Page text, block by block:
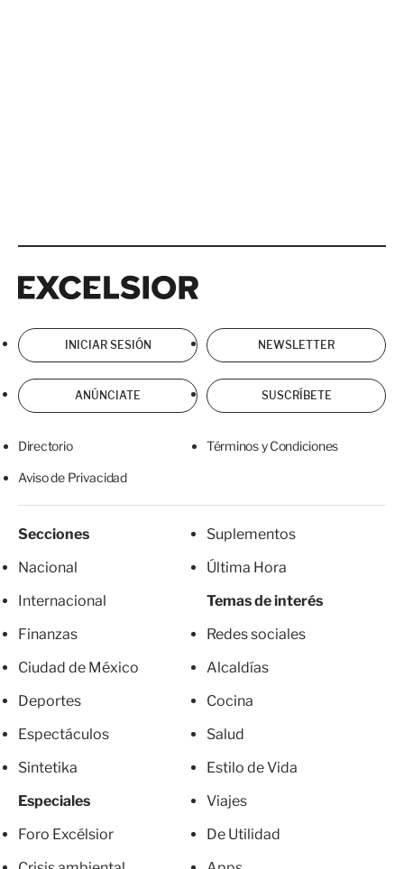
INICIAR SESIÓN NEWSLETTER
ANÚNCIATE SUSCRÍBETE
Directorio Términos y Condiciones
Aviso de Privacidad
Secciones
Nacional
Internacional
Finanzas
Ciudad de México
Deportes
Espectáculos
Sintetika
Especiales
Foro Excélsior
Suplementos
Última Hora
Temas de interés
Redes sociales
Alcaldías
Cocina
Salud
Estilo de Vida
Viajes
De Utilidad